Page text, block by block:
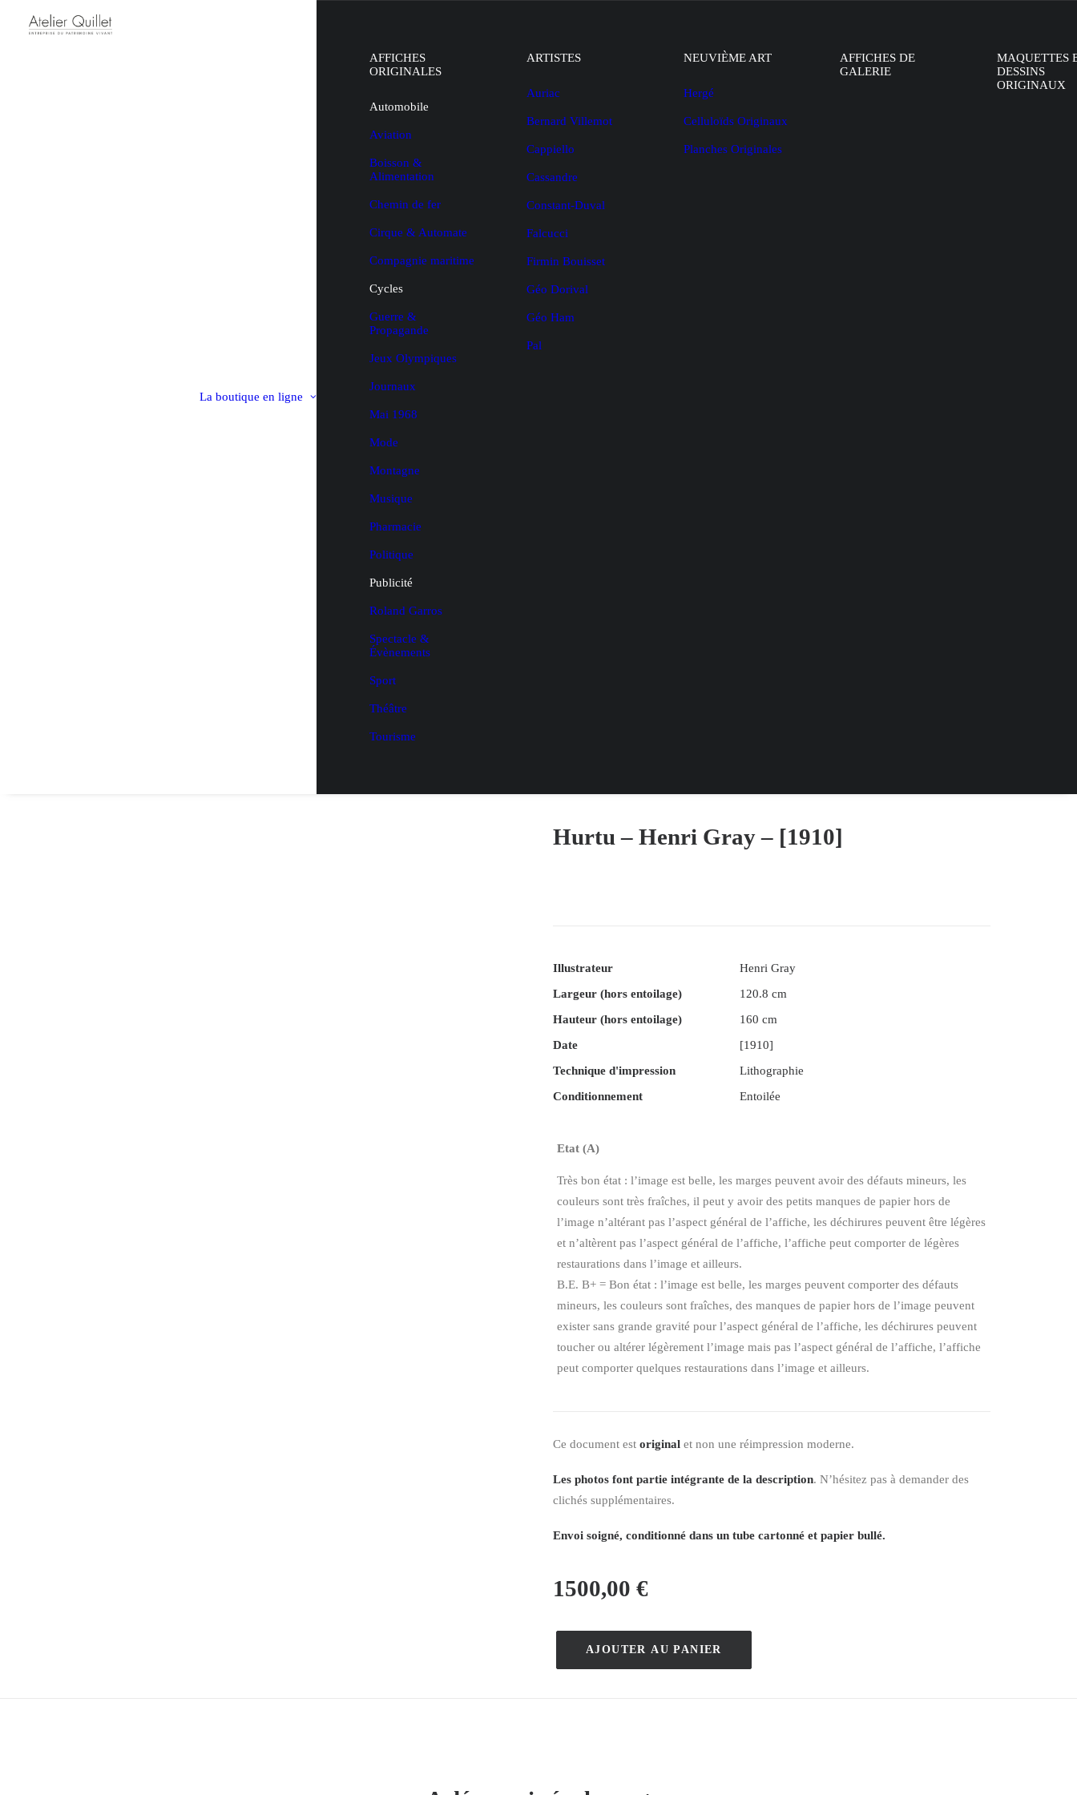
La boutique en ligne
AFFICHES
ORIGINALES
Automobile
Aviation
Boisson &
Alimentation
Chemin de fer
Cirque & Automate
Compagnie maritime
Cycles
Guerre &
Propagande
Jeux Olympiques
Journaux
Mai 1968
Mode
Montagne
Musique
Pharmacie
Politique
Publicité
Roland Garros
Spectacle &
Évènements
Sport
Théâtre
Tourisme
ARTISTES
Auriac
Bernard Villemot
Cappiello
Cassandre
Constant-Duval
Falcucci
Firmin Bouisset
Géo Dorival
Géo Ham
Pal
NEUVIÈME ART
Hergé
Celluloïds Originaux
Planches Originales
AFFICHES DE
GALERIE
MAQUETTES
DESSINS
ORIGINAUX
Hurtu – Henri Gray – [1910]
Illustrateur
Henri Gray
Largeur (hors entoilage)
120.8 cm
Hauteur (hors entoilage)
160 cm
Date
[1910]
Technique d'impression
Lithographie
Conditionnement
Entoilée
Etat (A)
Très bon état : l’image est belle, les marges peuvent avoir des défauts mineurs, les
couleurs sont très fraîches, il peut y avoir des petits manques de papier hors de
l’image n’altérant pas l’aspect général de l’affiche, les déchirures peuvent être légères
et n’altèrent pas l’aspect général de l’affiche, l’affiche peut comporter de légères
restaurations dans l’image et ailleurs.
B.E. B+ = Bon état : l’image est belle, les marges peuvent comporter des défauts
mineurs, les couleurs sont fraîches, des manques de papier hors de l’image peuvent
exister sans grande gravité pour l’aspect général de l’affiche, les déchirures peuvent
toucher ou altérer légèrement l’image mais pas l’aspect général de l’affiche, l’affiche
peut comporter quelques restaurations dans l’image et ailleurs.
Ce document est original et non une réimpression moderne.
Les photos font partie intégrante de la description. N’hésitez pas à demander des
clichés supplémentaires.
Envoi soigné, conditionné dans un tube cartonné et papier bullé.
1500,00 €
AJOUTER AU PANIER